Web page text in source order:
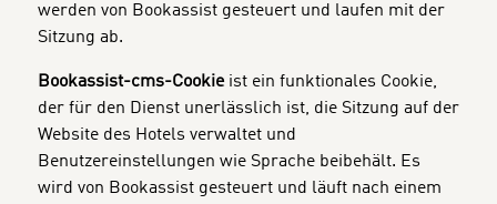
werden von Bookassist gesteuert und laufen mit der
Sitzung ab.
Bookassist-cms-Cookieist ein funktionales Cookie,
der für den Dienst unerlässlich ist, die Sitzung auf der
Website des Hotels verwaltet und
Benutzereinstellungen wie Sprache beibehält. Es
wird von Bookassist gesteuert und läuft nach einem